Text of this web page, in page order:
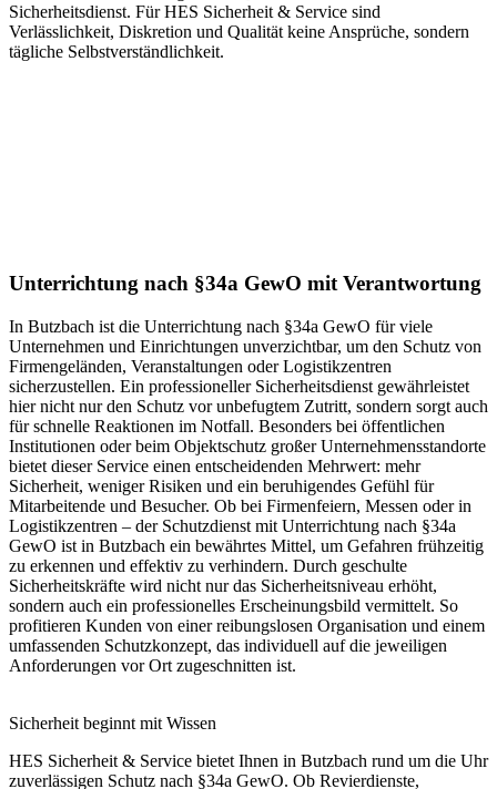
Sicherheitsdienst. Für HES Sicherheit & Service sind
Verlässlichkeit, Diskretion und Qualität keine Ansprüche, sondern
tägliche Selbstverständlichkeit.
Unterrichtung nach §34a GewO mit Verantwortung
In Butzbach ist die Unterrichtung nach §34a GewO für viele
Unternehmen und Einrichtungen unverzichtbar, um den Schutz von
Firmengeländen, Veranstaltungen oder Logistikzentren
sicherzustellen. Ein professioneller Sicherheitsdienst gewährleistet
hier nicht nur den Schutz vor unbefugtem Zutritt, sondern sorgt auch
für schnelle Reaktionen im Notfall. Besonders bei öffentlichen
Institutionen oder beim Objektschutz großer Unternehmensstandorte
bietet dieser Service einen entscheidenden Mehrwert: mehr
Sicherheit, weniger Risiken und ein beruhigendes Gefühl für
Mitarbeitende und Besucher. Ob bei Firmenfeiern, Messen oder in
Logistikzentren – der Schutzdienst mit Unterrichtung nach §34a
GewO ist in Butzbach ein bewährtes Mittel, um Gefahren frühzeitig
zu erkennen und effektiv zu verhindern. Durch geschulte
Sicherheitskräfte wird nicht nur das Sicherheitsniveau erhöht,
sondern auch ein professionelles Erscheinungsbild vermittelt. So
profitieren Kunden von einer reibungslosen Organisation und einem
umfassenden Schutzkonzept, das individuell auf die jeweiligen
Anforderungen vor Ort zugeschnitten ist.
Sicherheit beginnt mit Wissen
HES Sicherheit & Service bietet Ihnen in Butzbach rund um die Uhr
zuverlässigen Schutz nach §34a GewO. Ob Revierdienste,